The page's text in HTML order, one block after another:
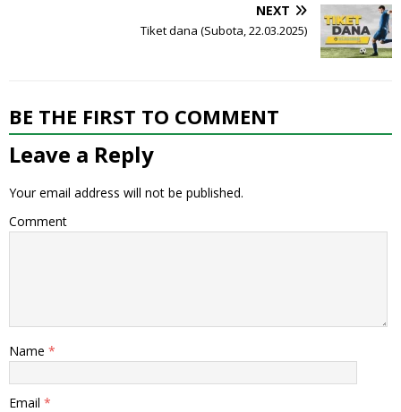
NEXT
Tiket dana (Subota, 22.03.2025)
BE THE FIRST TO COMMENT
Leave a Reply
Your email address will not be published.
Comment
Name *
Email *